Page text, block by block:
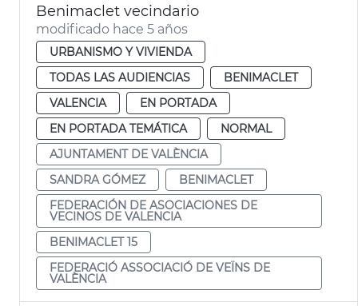
Benimaclet vecindario
modificado hace 5 años
URBANISMO Y VIVIENDA
TODAS LAS AUDIENCIAS
BENIMACLET
VALENCIA
EN PORTADA
EN PORTADA TEMÁTICA
NORMAL
AJUNTAMENT DE VALÈNCIA
SANDRA GÓMEZ
BENIMACLET
FEDERACIÓN DE ASOCIACIONES DE
VECINOS DE VALENCIA
BENIMACLET 15
FEDERACIÓ ASSOCIACIÓ DE VEÏNS DE
VALÈNCIA